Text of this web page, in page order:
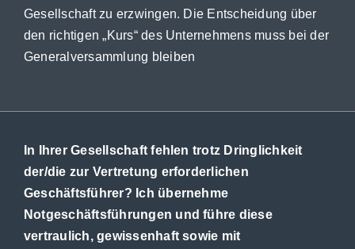
Gesellschaft zu erzwingen. Die Entscheidung über
den richtigen „Kurs“ des Unternehmens muss bei der
Generalversammlung bleiben
In Ihrer Gesellschaft fehlen trotz Dringlichkeit
der/die zur Vertretung erforderlichen
Geschäftsführer? Ich übernehme
Notgeschäftsführungen und führe diese
vertraulich, gewissenhaft sowie mit